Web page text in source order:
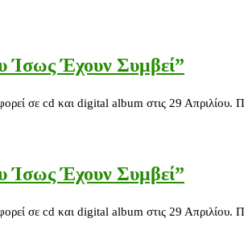
Ίσως Έχουν Συμβεί”
σε cd και digital album στις 29
Ίσως Έχουν Συμβεί”
σε cd και digital album στις 29